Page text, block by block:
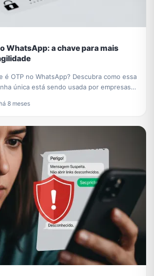
WhatsApp: a chave para mais
é OTP no WhatsApp? Descubra como essa
única está sendo usada por empresas
há 8 meses